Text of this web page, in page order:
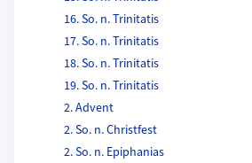
16. So. n. Trinitatis
17. So. n. Trinitatis
18. So. n. Trinitatis
19. So. n. Trinitatis
2. Advent
2. So. n. Christfest
2. So. n. Epiphanias